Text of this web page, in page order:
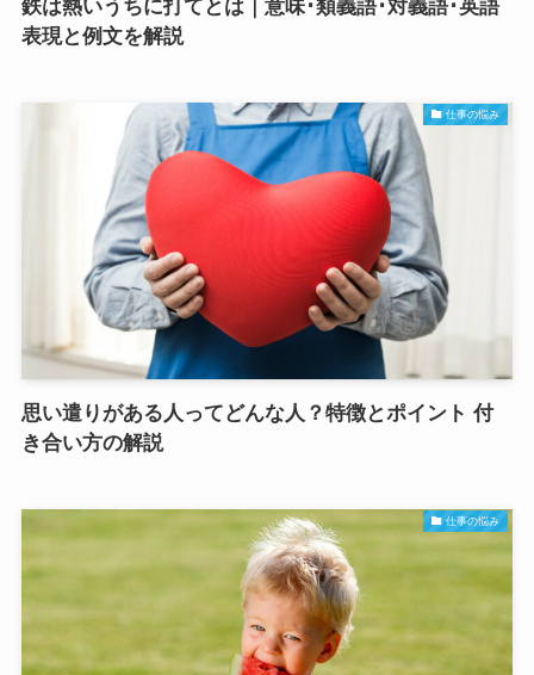
鉄は熱いうちに打てとは｜意味･類義語･対義語･英語
表現と例文を解説
仕事の悩み
思い遣りがある人ってどんな人？特徴とポイント 付
き合い方の解説
仕事の悩み